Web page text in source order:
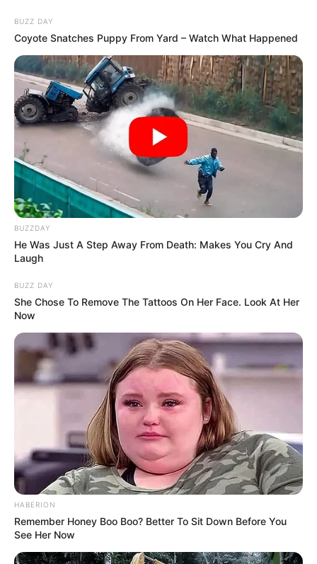
BUZZ DAY
Coyote Snatches Puppy From Yard – Watch What Happened
BUZZDAY
He Was Just A Step Away From Death: Makes You Cry And
Laugh
BUZZ DAY
She Chose To Remove The Tattoos On Her Face. Look At Her
Now
HABERION
Remember Honey Boo Boo? Better To Sit Down Before You
See Her Now